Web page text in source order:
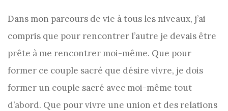
Dans mon parcours de vie à tous les niveaux, j’ai
compris que pour rencontrer l’autre je devais être
prête à me rencontrer moi-même. Que pour
former ce couple sacré que désire vivre, je dois
former un couple sacré avec moi-même tout
d’abord. Que pour vivre une union et des relations